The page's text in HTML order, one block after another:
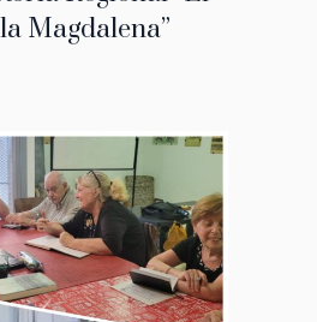
Magdalena”